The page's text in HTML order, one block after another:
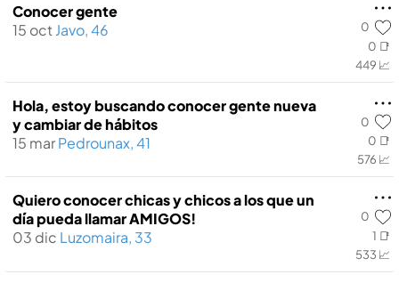
0
0 📑
449 📈
Conocer gente
15 oct Javo, 46
0
0 📑
576 📈
Hola, estoy buscando conocer gente nueva
y cambiar de hábitos
15 marPedrounax, 41
0
1 📑
533 📈
Quiero conocer chicas y chicos a los que un
dí­a pueda llamar AMIGOS!
03 dic Luzomaira, 33